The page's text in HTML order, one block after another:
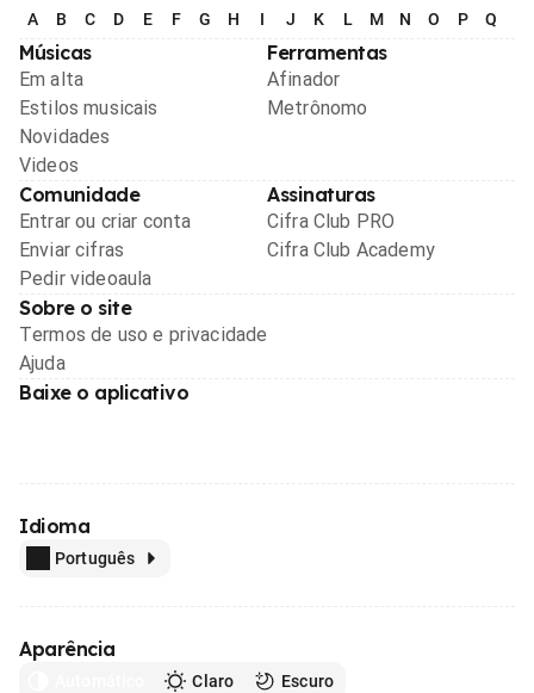
A B C D E F G H I J K L M N O P Q
Músicas
Em alta
Estilos musicais
Novidades
Videos
Ferramentas
Afinador
Metrônomo
Comunidade
Entrar ou criar conta
Enviar cifras
Pedir videoaula
Assinaturas
Cifra Club PRO
Cifra Club Academy
Sobre o site
Termos de uso e privacidade
Ajuda
Baixe o aplicativo
Idioma
Português
Aparência
Claro Escuro